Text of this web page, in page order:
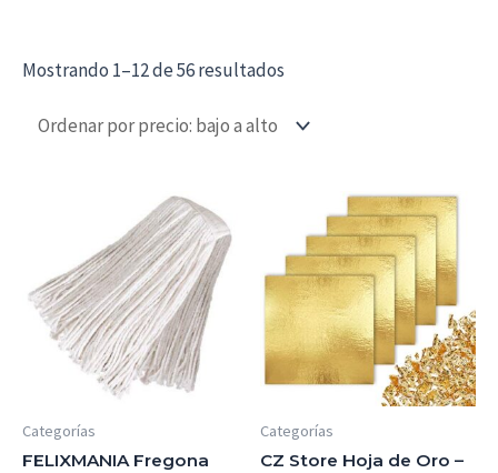
Mostrando 1–12 de 56 resultados
Categorías
FELIXMANIA Fregona
Categorías
CZ Store Hoja de Oro –